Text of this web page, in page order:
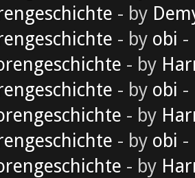
- by
- by obi -
- by
- by obi -
- by
- by obi -
- by